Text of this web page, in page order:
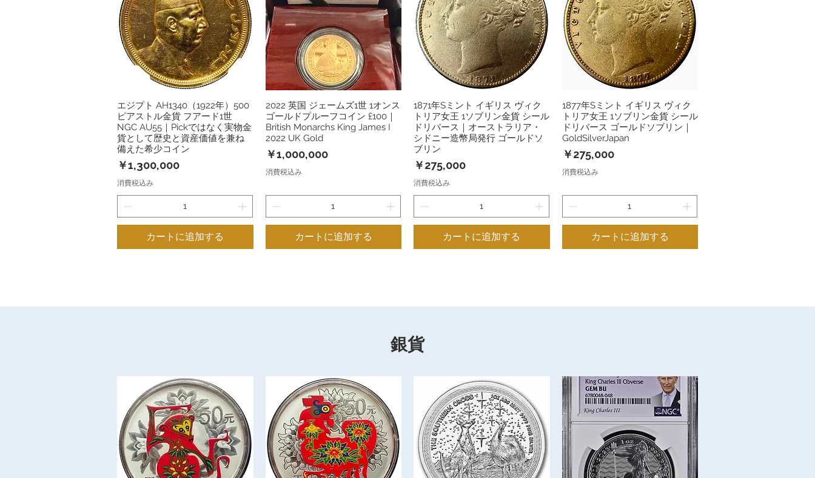
クイックビュー
エジプト AH1340（1922年）500
ピアストル金貨 フアード1世
NGC AU55｜Pickではなく実物金
貨として歴史と資産価値を兼ね
備えた希少コイン
価格
￥1,300,000
消費税込み
カートに追加する
クイックビュー
2022 英国 ジェームズ1世 1オンス
ゴールドプルーフコイン £100｜
British Monarchs King James I
2022 UK Gold
価格
￥1,000,000
消費税込み
カートに追加する
クイックビュー
1871年Sミント イギリス ヴィク
トリア女王 1ソブリン金貨 シール
ドリバース｜オーストラリア・
シドニー造幣局発行 ゴールドソ
ブリン
価格
￥275,000
消費税込み
カートに追加する
クイックビュー
1877年Sミント イギリス ヴィク
トリア女王 1ソブリン金貨 シール
ドリバース ゴールドソブリン｜
GoldSilverJapan
価格
￥275,000
消費税込み
カートに追加する
銀貨